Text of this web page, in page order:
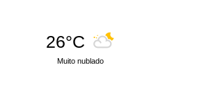
26°C
Muito nublado